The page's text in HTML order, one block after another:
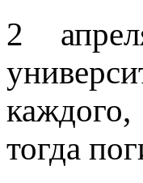
2
тогда